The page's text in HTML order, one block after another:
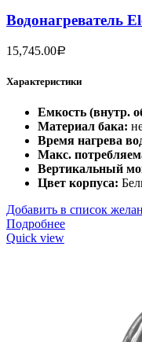
Водонагреватель
15,745.00Р
Характеристики
Емкость (внутр.
Материал бака:
Время нагрева
Макс.
Вертикальный
Цвет корпуса:
Добавить в список
Подробнее
Quick view